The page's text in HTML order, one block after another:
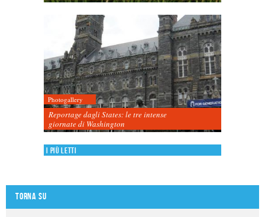
Photogallery
Reportage dagli States: le tre intense
giornate di Washington
I più letti
Torna su